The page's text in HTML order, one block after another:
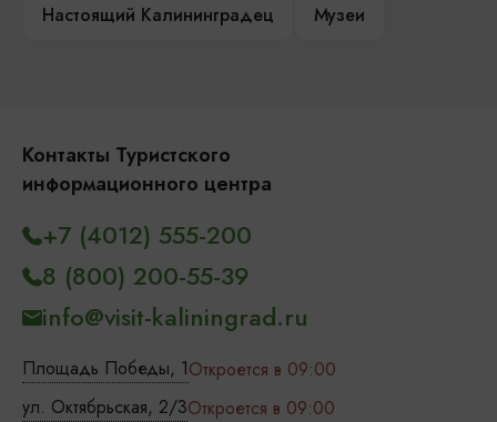
Настоящий Калининградец
Музеи
Контакты Туристского
информационного центра
Площадь Победы, 1Откроется в 09:00
ул. Октябрьская, 2/3Откроется в 09:00
+7 (4012) 555-200
8 (800) 200-55-39
info@visit-kaliningrad.ru